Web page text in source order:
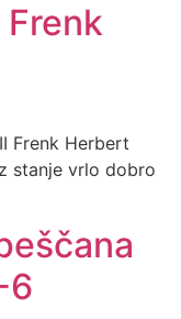
Frenk
Frenk Herbert
stanje vrlo dobro
6